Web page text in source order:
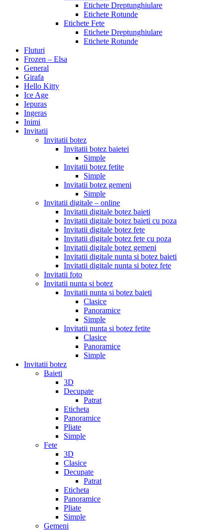
Etichete Dreptunghiulare
Etichete Rotunde
Etichete Fete
Etichete Dreptunghiulare
Etichete Rotunde
Fluturi
Frozen – Elsa
General
Girafa
Hello Kitty
Ice Age
Iepuras
Ingeras
Inimi
Invitatii
Invitatii botez
Invitatii botez baietei
Simple
Invitatii botez fetite
Simple
Invitatii botez gemeni
Simple
Invitatii digitale – online
Invitatii digitale botez baieti
Invitatii digitale botez baieti cu poza
Invitatii digitale botez fete
Invitatii digitale botez fete cu poza
Invitatii digitale botez gemeni
Invitatii digitale nunta si botez baieti
Invitatii digitale nunta si botez fete
Invitatii foto
Invitatii nunta si botez
Invitatii nunta si botez baieti
Clasice
Panoramice
Simple
Invitatii nunta si botez fetite
Clasice
Panoramice
Simple
Invitatii botez
Baieti
3D
Decupate
Patrat
Eticheta
Panoramice
Pliate
Simple
Fete
3D
Clasice
Decupate
Patrat
Eticheta
Panoramice
Pliate
Simple
Gemeni